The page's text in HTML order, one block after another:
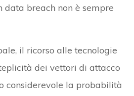
data breach non è sempre
il ricorso alle tecnologie
dei vettori di attacco
considerevole la probabilità